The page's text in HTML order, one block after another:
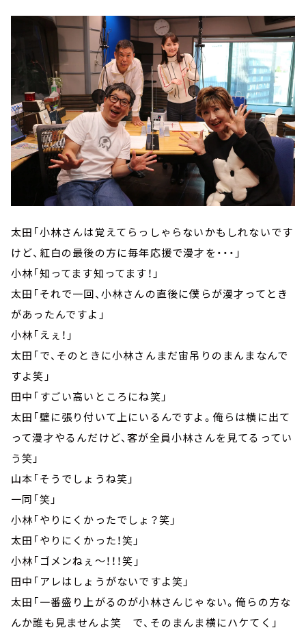
太田「小林さんは覚えてらっしゃらないかもしれないです
けど、紅白の最後の方に毎年応援で漫才を・・・」
小林「知ってます知ってます！」
太田「それで一回、小林さんの直後に僕らが漫才ってとき
があったんですよ」
小林「えぇ！」
太田「で、そのときに小林さんまだ宙吊りのまんまなんで
すよ笑」
田中「すごい高いところにね笑」
太田「壁に張り付いて上にいるんですよ。俺らは横に出て
って漫才やるんだけど、客が全員小林さんを見てるってい
う笑」
山本「そうでしょうね笑」
一同「笑」
小林「やりにくかったでしょ？笑」
太田「やりにくかった！笑」
小林「ゴメンねぇ～！！！笑」
田中「アレはしょうがないですよ笑」
太田「一番盛り上がるのが小林さんじゃない。俺らの方な
んか誰も見ませんよ笑 で、そのまんま横にハケてく」